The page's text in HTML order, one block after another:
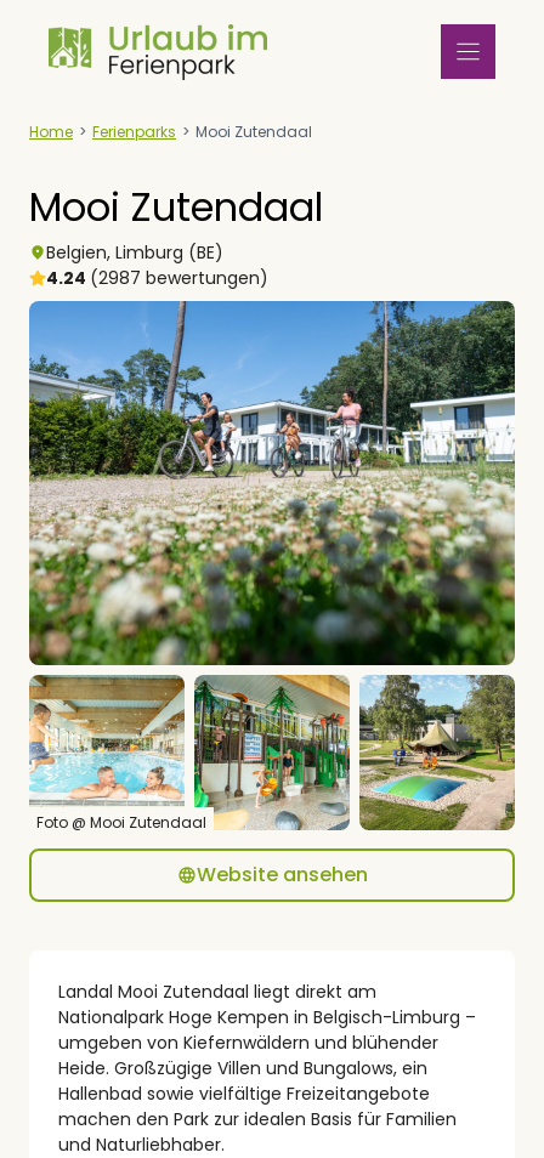
Inhalt
springen
Home > Ferienparks > Mooi Zutendaal
Mooi Zutendaal
Belgien, Limburg (BE)
4.24 (2987 bewertungen)
Foto @ Mooi Zutendaal
Website ansehen
Landal Mooi Zutendaal liegt direkt am
Nationalpark Hoge Kempen in Belgisch-Limburg –
umgeben von Kiefernwäldern und blühender
Heide. Großzügige Villen und Bungalows, ein
Hallenbad sowie vielfältige Freizeitangebote
machen den Park zur idealen Basis für Familien
und Naturliebhaber.